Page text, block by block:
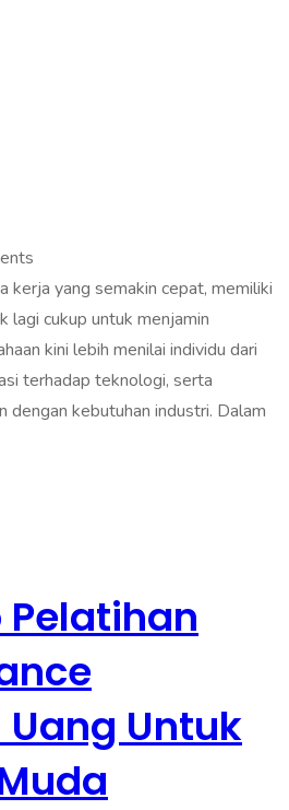
kerja yang semakin cepat, memiliki
lagi cukup untuk menjamin
kini lebih menilai individu dari
terhadap teknologi, serta
dengan kebutuhan industri. Dalam
Untuk